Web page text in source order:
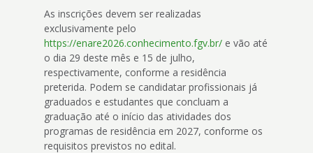
As inscrições devem ser realizadas
exclusivamente pelo
https://enare2026.conhecimento.fgv.br/ e vão até
o dia 29 deste mês e 15 de julho,
respectivamente, conforme a residência
preterida. Podem se candidatar profissionais já
graduados e estudantes que concluam a
graduação até o início das atividades dos
programas de residência em 2027, conforme os
requisitos previstos no edital.